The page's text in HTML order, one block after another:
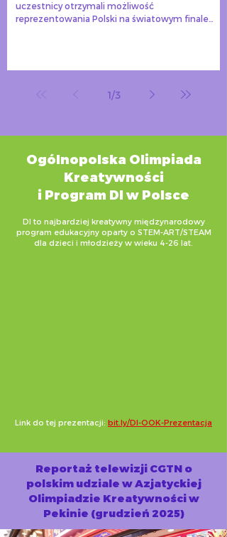
uczestnicy otrzymali możliwość
reprezentowania Polski na światowym finale
1/3
Ogólnopolska Olimpiada
Kreatywności
i Program DI w Polsce
DI to najbardziej kreatywny międzynarodowy
program edukacyjny oparty o STEM-ART/STEAM
dla dzieci i młodzieży w wieku 4-26 lat.
​​Link do tej prezentacji: bit.ly/DI-OOK-Prezentacja
Reportaż telewizji CGTN o
polskim udziale w Azjatyckiej
Olimpiadzie Kreatywności w
Pekinie (grudzień 2025)